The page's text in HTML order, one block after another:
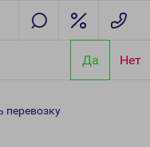
Да Нет
перевозку